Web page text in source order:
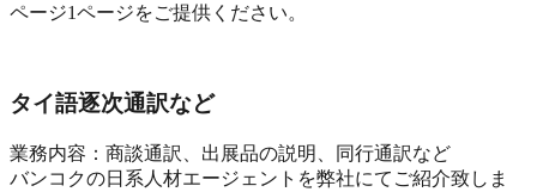
ページ1ページをご提供ください。
タイ語逐次通訳など
業務内容：商談通訳、出展品の説明、同行通訳など
バンコクの日系人材エージェントを弊社にてご紹介致しま